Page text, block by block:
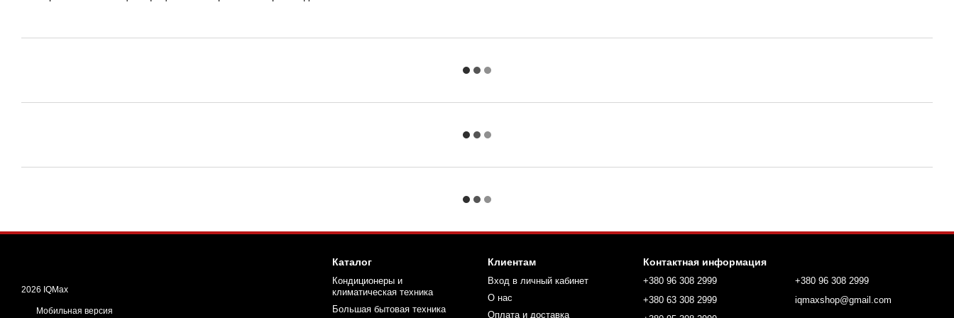
2026 IQMax
Мобильная версия
Каталог
Кондиционеры и
климатическая техника
Большая бытовая техника
Клиентам
Вход в личный кабинет
О нас
Оплата и доставка
Контактная информация
+380 96 308 2999
+380 63 308 2999
+380 96 308 2999
iqmaxshop@gmail.com